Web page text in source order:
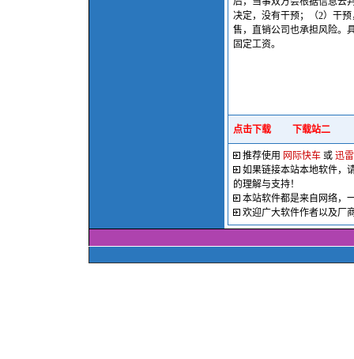
决定，没有干预；（2）干
售，直销公司也承担风险。
固定工资。
点击下载 下载站二
推荐使用 网际快车 或 迅
如果链接本站本地软件，
的理解与支持！
本站软件都是来自网络，
欢迎广大软件作者以及厂